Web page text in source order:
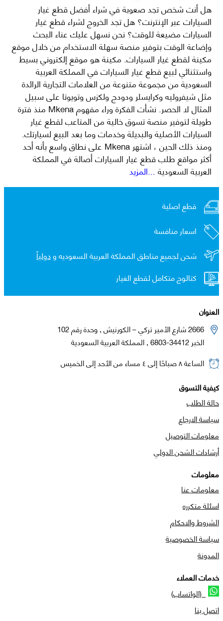
هل أنت شخص تجد صعوبة في شراء أفضل قطع غيار
السيارات عبر الإنترنت؟ هل تجد الخروج لشراء قطع غيار
السيارات مضيعة للوقت؟ نحن نسهل عليك عناء البحث
وإضاعة الوقت بتوفير منصة سهلة الاستخدام من خلال موقع
مكينة لقطع غيار السيارات. مكينة هو موقع إلكتروني بسيط
واستثنائي لبيع قطع غيار السيارات في المملكة العربية
السعودية من مجموعة متنوعة من العلامات التجارية الرائدة
مثل شيفروليه وكرايسلر ودودج ولكزس وتويوتا على سبيل
المثال لا الحصر. نشأت الفكرة وراء مفهوم Mkena منذ فترة
طويلة لتوفير منصة تسوق خالية من المتاعب لقطع غيار
السيارات الأصلية والبديلة وخدمات وما بعد البيع لسيارتك.
ومنذ ذلك الحين ، اشتهر Mkena على نطاق واسع بأنه أحد
أكثر مواقع طلب قطع غيار السيارات أصالة في المملكة
العربية السعودية...المزيد
قطع اصلية
اسعار منافسة
شحن لجميع مناطق المملكة العربية السعوديه ودولياً
كتالوج متكامل لقطع الغيار
العنوان
2666 شارع الأمير تركي – الكورنيش , وحدة رقم 102
الخبر 34412-6803 , المملكة العربية السعودية
الساعة ٨ صباحًا إلى ٤ مساء من الأحد إلى الخميس
كيفية التسوق
حالة الطلب
سياسة الارجاع
معلومات التوصيل
أرشادات الشحن الدولي
معلومات
معلومات عنا
اسئلة متكرره
الشروط والاحكام
سياسة الخصوصية
المدونة
خدمات العملاء
(الواتساب)
اتصل بنا